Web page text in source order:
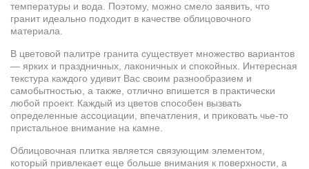
температуры и вода. Поэтому, можно смело заявить, что
гранит идеально подходит в качестве облицовочного
материала.
В цветовой палитре гранита существует множество вариантов
— ярких и праздничных, лаконичных и спокойных. Интересная
текстура каждого удивит Вас своим разнообразием и
самобытностью, а также, отлично впишется в практически
любой проект. Каждый из цветов способен вызвать
определенные ассоциации, впечатления, и приковать чье-то
пристальное внимание на камне.
Облицовочная плитка является связующим элементом,
который привлекает еще больше внимания к поверхности, а